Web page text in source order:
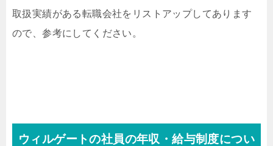
取扱実績がある転職会社をリストアップしてあります
ので、参考にしてください。
ウィルゲートの社員の年収・給与制度につい